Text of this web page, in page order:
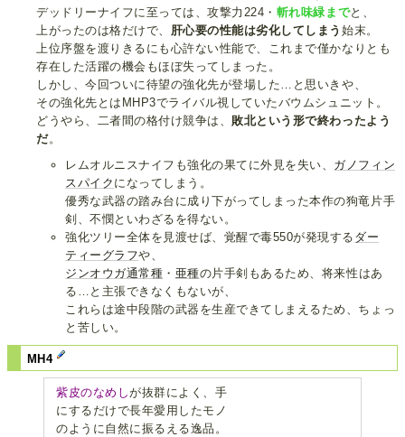
デッドリーナイフに至っては、攻撃力224・ 斬れ味緑までと、
上がったのは格だけで、 肝心要の性能は劣化してしまう始末。
上位序盤を渡りきるにも心許ない性能で、これまで僅かなりとも
存在した活躍の機会もほぼ失ってしまった。
しかし、今回ついに待望の強化先が登場した…と思いきや、
その強化先とはMHP3でライバル視していたバウムシュニット。
どうやら、二者間の格付け競争は、 敗北という形で終わったよう
だ。
レムオルニスナイフも強化の果てに外見を失い、 ガノフィン
スパイク になってしまう。
優秀な武器の踏み台に成り下がってしまった本作の狗竜片手
剣、不憫といわざるを得ない。
強化ツリー全体を見渡せば、覚醒で毒550が発現する ダー
ティーグラフや、
ジンオウガ通常種 ・ 亜種の片手剣もあるため、将来性はあ
る…と主張できなくもないが、
これらは途中段階の武器を生産できてしまえるため、ちょっ
と苦しい。
MH4
紫皮のなめしが抜群によく、手
にするだけで長年愛用したモノ
のように自然に振るえる逸品。